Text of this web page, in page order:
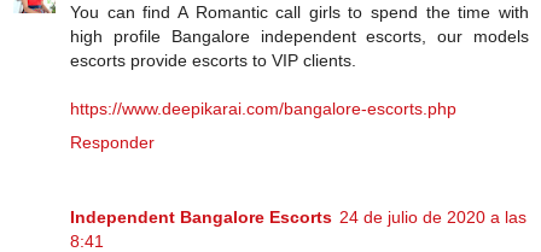
You can find A Romantic call girls to spend the time with
high profile Bangalore independent escorts, our models
escorts provide escorts to VIP clients.
https://www.deepikarai.com/bangalore-escorts.php
Responder
Independent Bangalore Escorts 24 de julio de 2020 a las
8:41